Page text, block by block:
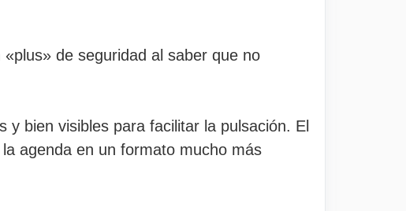
de seguridad al saber que no
bien visibles para facilitar la pulsación. El
agenda en un formato mucho más